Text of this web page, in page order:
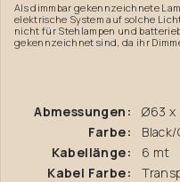
Als dimmbar gekennzeichnete
elektrische System auf solche
nicht für Stehlampen und
gekennzeichnet sind, da ihr
Abmessungen:
Ø63 x
Farbe:
Black/
Kabellänge:
6 mt
Kabel Farbe: